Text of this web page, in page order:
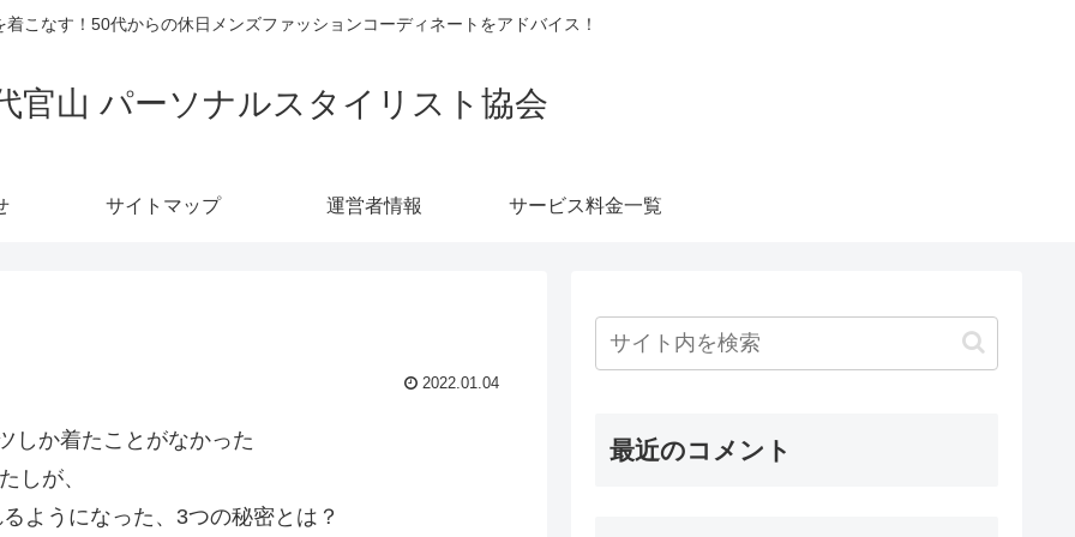
着こなす！50代からの休日メンズファッションコーディネートをアドバイス！
官山 パーソナルスタイリスト協会
サイトマップ 運営者情報 サービス料金一覧
2022.01.04
しか着たことがなかった
しが、
ようになった、3つの秘密とは？
最近のコメント